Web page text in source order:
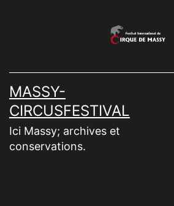
MASSY-
CIRCUSFESTIVAL
Ici Massy; archives et
conservations.